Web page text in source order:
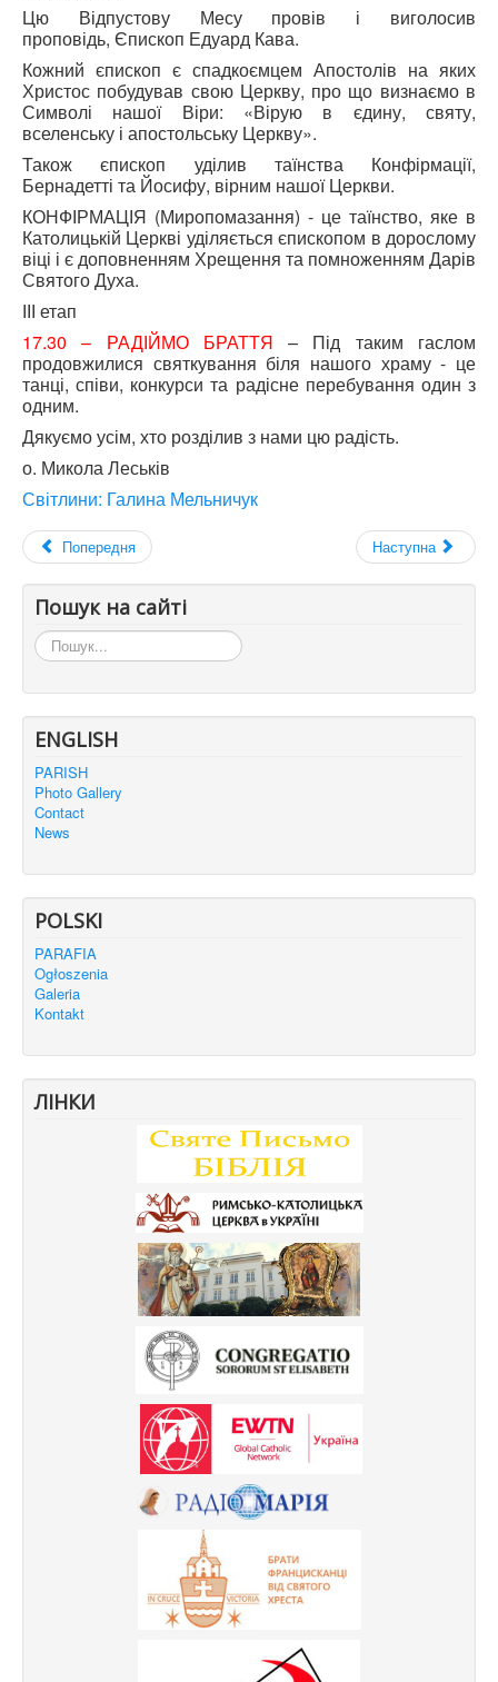
Цю Відпустову Месу провів і виголосив
проповідь, Єпископ Едуард Кава.
Кожний єпископ є спадкоємцем Апостолів на яких
Христос побудував свою Церкву, про що визнаємо в
Символі нашої Віри: «Вірую в єдину, святу,
вселенську і апостольську Церкву».
Також єпископ уділив таїнства Конфірмації,
Бернадетті та Йосифу, вірним нашої Церкви.
КОНФІРМАЦІЯ (Миропомазання) - це таїнство, яке в
Католицькій Церкві уділяється єпископом в дорослому
віці і є доповненням Хрещення та помноженням Дарів
Святого Духа.
ІІІ етап
17.30 – РАДІЙМО БРАТТЯ – Під таким гаслом
продовжилися святкування біля нашого храму - це
танці, співи, конкурси та радісне перебування один з
одним.
Дякуємо усім, хто розділив з нами цю радість.
о. Микола Леськів
Світлини: Галина Мельничук
Попередня Наступна
Пошук на сайті
Пошук...
ENGLISH
PARISH
Photo Gallery
Contact
News
POLSKI
PARAFIA
Ogłoszenia
Galeria
Kontakt
ЛІНКИ